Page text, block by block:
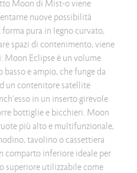
Moon di Mist-o viene
nuove possibilità
forma pura in legno curvato,
spazi di contenimento, viene
Moon Eclipse è un volume
e ampio, che funge da
un contenitore satellite
in un inserto girevole
bottiglie e bicchieri. Moon
più alto e multifunzionale,
tavolino o cassettiera
comparto inferiore ideale per
superiore utilizzabile come